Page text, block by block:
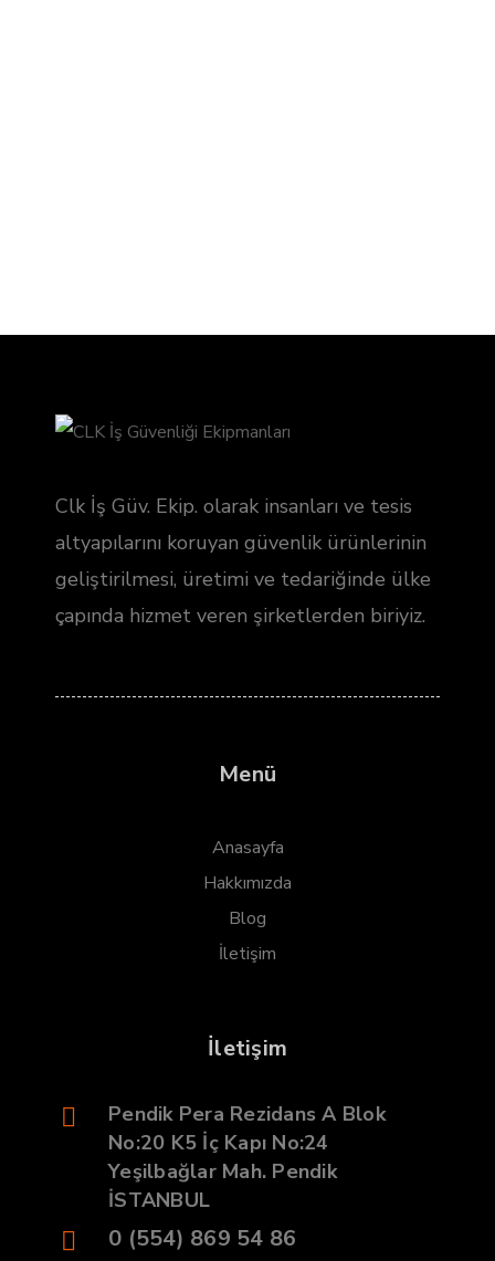
Clk İş Güv. Ekip. olarak insanları ve tesis
altyapılarını koruyan güvenlik ürünlerinin
geliştirilmesi, üretimi ve tedariğinde ülke
çapında hizmet veren şirketlerden biriyiz.
Menü
Anasayfa
Hakkımızda
Blog
İletişim
İletişim
Pendik Pera Rezidans A Blok
No:20 K5 İç Kapı No:24
Yeşilbağlar Mah. Pendik
İSTANBUL
0 (554) 869 54 86